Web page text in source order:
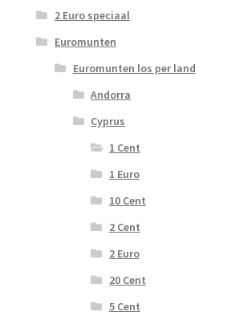
2 Euro speciaal
Euromunten
Euromunten los per land
Andorra
Cyprus
1 Cent
1 Euro
10 Cent
2 Cent
2 Euro
20 Cent
5 Cent